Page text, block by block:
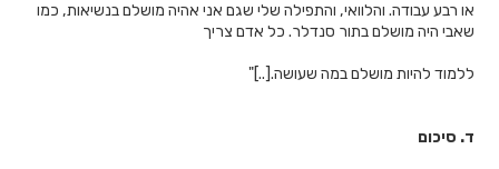
או רבע עבודה. והלוואי, והתפילה שלי שגם אני אהיה מושלם בנשיאות, כמו
שאבי היה מושלם בתור סנדלר. כל אדם צריך
ללמוד להיות מושלם במה שעושה.[..]"
ד. סיכום